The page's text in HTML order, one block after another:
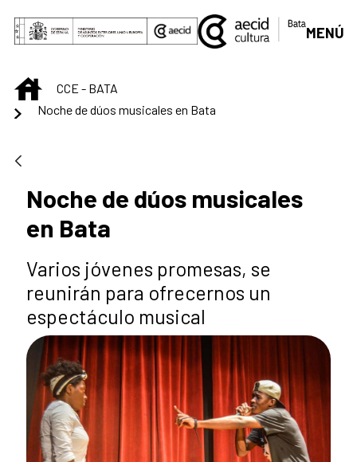
Saltar al contenido principal
MENÚ
INICIOCCE - BATA
Noche de dúos musicales en Bata
Noche de dúos musicales
en Bata
Varios jóvenes promesas, se
reunirán para ofrecernos un
espectáculo musical